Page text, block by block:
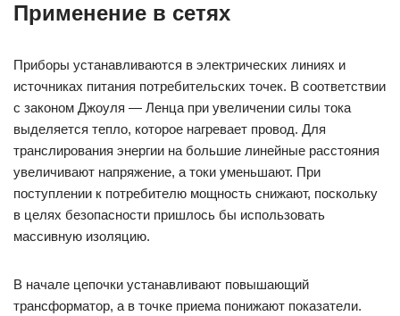
Применение в сетях
Приборы устанавливаются в электрических линиях и
источниках питания потребительских точек. В соответствии
с законом Джоуля — Ленца при увеличении силы тока
выделяется тепло, которое нагревает провод. Для
транслирования энергии на большие линейные расстояния
увеличивают напряжение, а токи уменьшают. При
поступлении к потребителю мощность снижают, поскольку
в целях безопасности пришлось бы использовать
массивную изоляцию.
В начале цепочки устанавливают повышающий
трансформатор, а в точке приема понижают показатели.